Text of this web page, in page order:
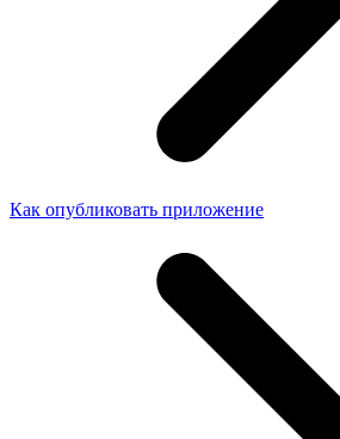
Как опубликовать приложение